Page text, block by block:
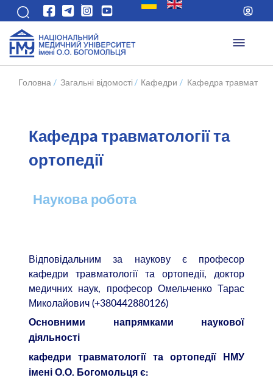
Головна / Загальні відомості / Кафедри / Кафедрa
Кафедрa травматології та
ортопедії
Наукова робота
Відповідальним за наукову є професор
кафедри травматології та ортопедії, доктор
медичних наук, професор Омельченко Тарас
Миколайович (+380442880126)
Основними напрямками наукової
діяльності
кафедри травматології та ортопедії НМУ
імені О.О. Богомольця є: